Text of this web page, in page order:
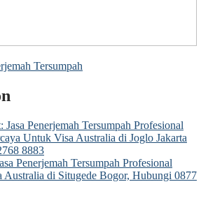
Tersumpah
Jasa Penerjemah Tersumpah Profesional
Untuk Visa Australia di Joglo Jakarta
8883
Penerjemah Tersumpah Profesional
Australia di Situgede Bogor, Hubungi 0877